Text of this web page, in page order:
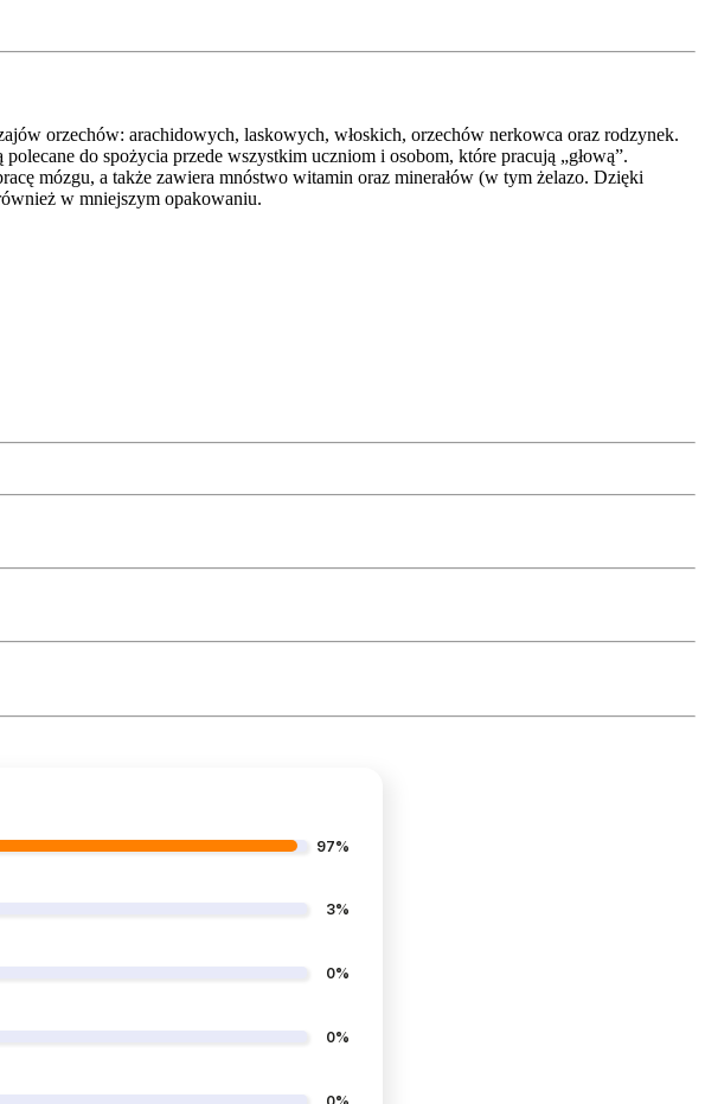
orzechów: arachidowych, laskowych, włoskich, orzechów nerkowca oraz rodzynek.
do spożycia przede wszystkim uczniom i osobom, które pracują „głową”.
mózgu, a także zawiera mnóstwo witamin oraz minerałów (w tym żelazo. Dzięki
w mniejszym opakowaniu.
97%
3%
0%
0%